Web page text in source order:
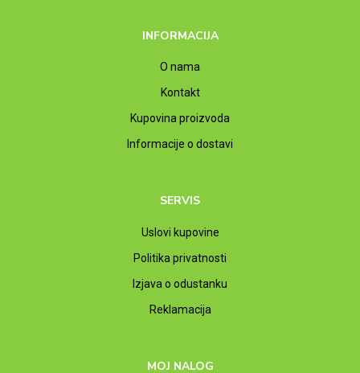
INFORMACIJA
O nama
Kontakt
Kupovina proizvoda
Informacije o dostavi
SERVIS
Uslovi kupovine
Politika privatnosti
Izjava o odustanku
Reklamacija
MOJ NALOG